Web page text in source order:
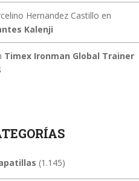
Hernandez Castillo en
Kalenji
Timex Ironman Global Trainer
(1.145)